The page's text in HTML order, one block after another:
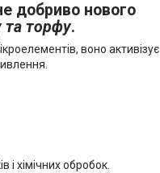
добриво нового
та торфу.
воно активізує
хімічних обробок.